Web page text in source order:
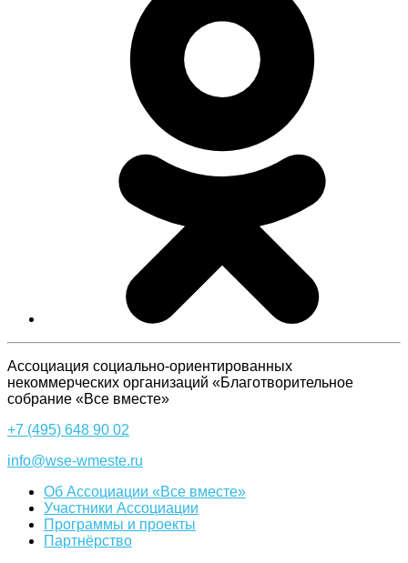
Ассоциация cоциально-ориентированных
некоммерческих организаций «Благотворительное
собрание «Все вместе»
+7 (495) 648 90 02
info@wse-wmeste.ru
Об Ассоциации «Все вместе»
Участники Ассоциации
Программы и проекты
Партнёрство